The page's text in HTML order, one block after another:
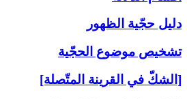
دليل حجّية الظهور
تشخيص موضوع الحجّية
[الشكّ في القرينة المتّصلة]